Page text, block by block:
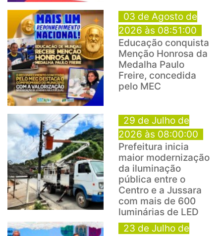
03 de Agosto de
2026 às 08:51:00
Educação conquista
Menção Honrosa da
Medalha Paulo
Freire, concedida
pelo MEC
29 de Julho de
2026 às 08:00:00
Prefeitura inicia
maior modernização
da iluminação
pública entre o
Centro e a Jussara
com mais de 600
luminárias de LED
23 de Julho de